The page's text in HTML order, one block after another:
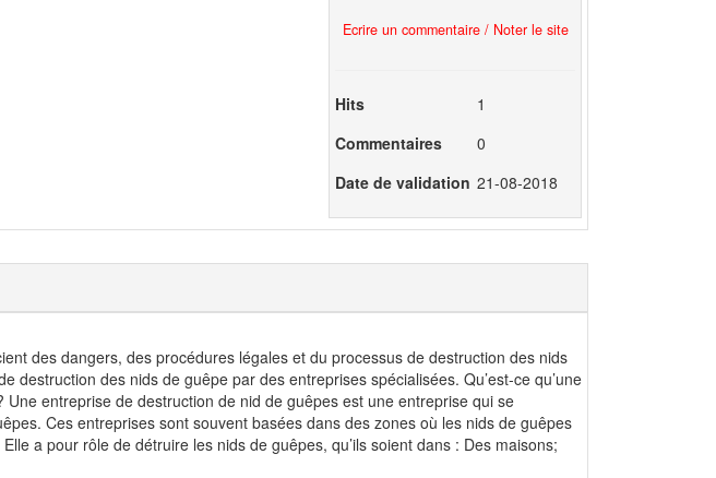
Ecrire un commentaire / Noter le site
Hits
1
Commentaires
0
Date de validation 21-08-2018
des dangers, des procédures légales et du processus de destruction des nids
destruction des nids de guêpe par des entreprises spécialisées. Qu’est-ce qu’une
entreprise de destruction de nid de guêpes est une entreprise qui se
Ces entreprises sont souvent basées dans des zones où les nids de guêpes
a pour rôle de détruire les nids de guêpes, qu’ils soient dans : Des maisons;